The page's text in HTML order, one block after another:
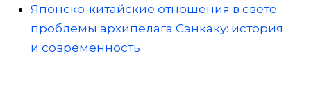
Японско-китайские отношения в свете
проблемы архипелага Сэнкаку: история
и современность